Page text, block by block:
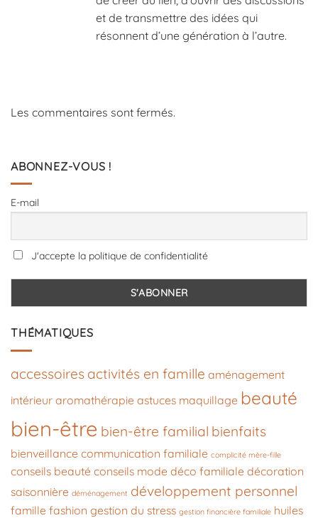
et de transmettre des idées qui
résonnent d’une génération à l’autre.
Les commentaires sont fermés.
ABONNEZ-VOUS !
E-mail
J'accepte la politique de confidentialité
THÉMATIQUES
accessoires activités en famille aménagement
intérieur aromathérapie astuces maquillage beauté
bien-être bien-être familial bienfaits
bienveillance communication familiale complicité mère-fille
conseils beauté conseils mode déco familiale décoration
saisonnière déménagement développement personnel
famille fashion gestion du stress gestion financière familiale huiles